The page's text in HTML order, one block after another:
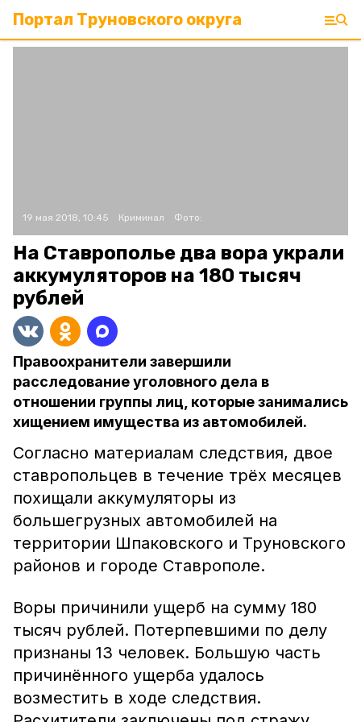
Портал Труновского округа
19 мая 2018, 10:45 Криминал Фото:
На Ставрополье два вора украли
аккумуляторов на 180 тысяч
рублей
Правоохранители завершили
расследование уголовного дела в
отношении группы лиц, которые занимались
хищением имущества из автомобилей.
Согласно материалам следствия, двое
ставропольцев в течение трёх месяцев
похищали аккумуляторы из
большегрузных автомобилей на
территории Шпаковского и Труновского
районов и городе Ставрополе.
Воры причинили ущерб на сумму 180
тысяч рублей. Потерпевшими по делу
признаны 13 человек. Большую часть
причинённого ущерба удалось
возместить в ходе следствия.